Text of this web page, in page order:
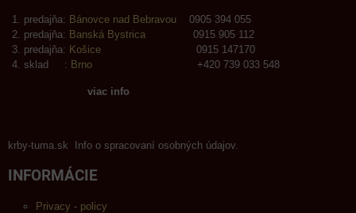
predajňa: Bánovce nad Bebravou 0905 394 055
predajňa: Banská Bystrica 0915 905 112
predajňa: Košice 0915 147170
sklad : Brno +420 739 033 548
viac info
krby-tuma.sk Info o spracovaní osobných údajov.
INFORMÁCIE
Privacy - policy